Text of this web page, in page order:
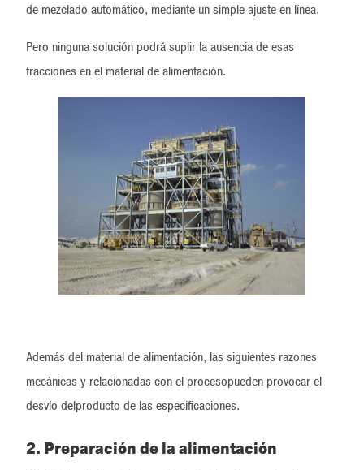
de mezclado automático, mediante un simple ajuste en línea.
Pero ninguna solución podrá suplir la ausencia de esas
fracciones en el material de alimentación.
Además del material de alimentación, las siguientes razones
mecánicas y relacionadas con el procesopueden provocar el
desvío delproducto de las especificaciones.
2. Preparación de la alimentación